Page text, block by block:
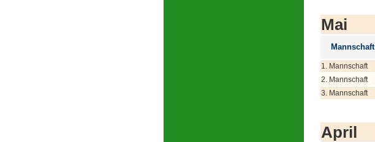
Mai
Mannschaft
1. Mannschaft
2. Mannschaft
3. Mannschaft
April